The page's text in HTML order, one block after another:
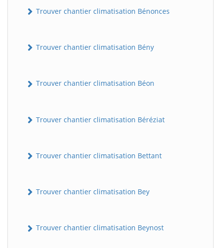
Trouver chantier climatisation Bénonces
Trouver chantier climatisation Bény
Trouver chantier climatisation Béon
Trouver chantier climatisation Béréziat
Trouver chantier climatisation Bettant
Trouver chantier climatisation Bey
Trouver chantier climatisation Beynost